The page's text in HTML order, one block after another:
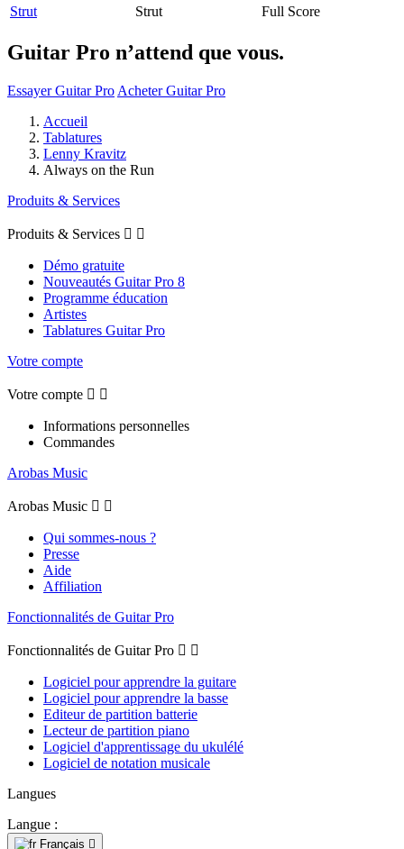
Strut
Strut Full Score
Guitar Pro n’attend que vous.
Essayer Guitar Pro Acheter Guitar Pro
Accueil
Tablatures
Lenny Kravitz
Always on the Run
Produits & Services
Produits & Services  
Démo gratuite
Nouveautés Guitar Pro 8
Programme éducation
Artistes
Tablatures Guitar Pro
Votre compte
Votre compte  
Informations personnelles
Commandes
Arobas Music
Arobas Music  
Qui sommes-nous ?
Presse
Aide
Affiliation
Fonctionnalités de Guitar Pro
Fonctionnalités de Guitar Pro  
Logiciel pour apprendre la guitare
Logiciel pour apprendre la basse
Editeur de partition batterie
Lecteur de partition piano
Logiciel d'apprentissage du ukulélé
Logiciel de notation musicale
Langues
Langue :
Français 